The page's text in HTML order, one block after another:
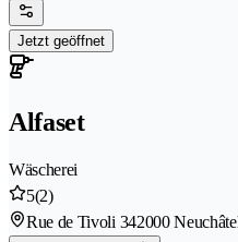
Jetzt geöffnet
Alfaset
Wäscherei
5(2)
Rue de Tivoli 342000